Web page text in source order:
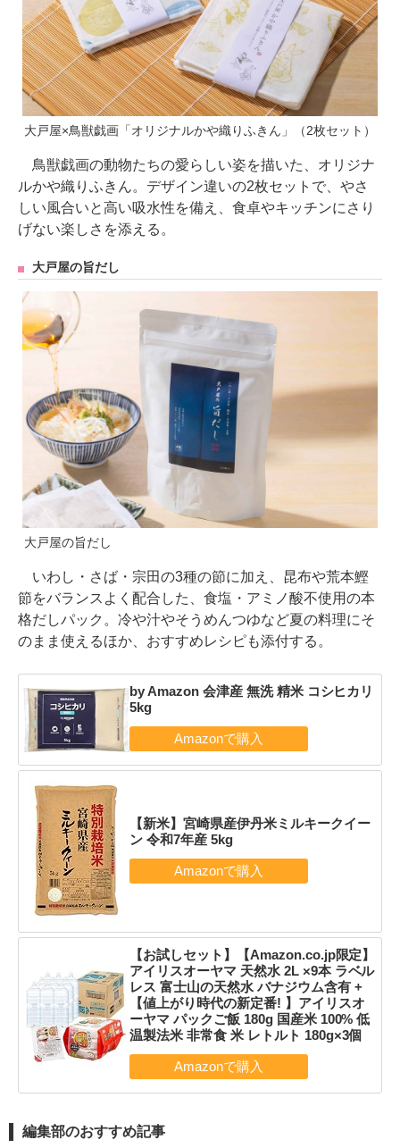
大戸屋×鳥獣戯画「オリジナルかや織りふきん」（2枚セット）
鳥獣戯画の動物たちの愛らしい姿を描いた、オリジナ
ルかや織りふきん。デザイン違いの2枚セットで、やさ
しい風合いと高い吸水性を備え、食卓やキッチンにさり
げない楽しさを添える。
大戸屋の旨だし
大戸屋の旨だし
いわし・さば・宗田の3種の節に加え、昆布や荒本鰹
節をバランスよく配合した、食塩・アミノ酸不使用の本
格だしパック。冷や汁やそうめんつゆなど夏の料理にそ
のまま使えるほか、おすすめレシピも添付する。
by Amazon 会津産 無洗 精米 コシヒカリ
5kg
【新米】宮崎県産伊丹米ミルキークイー
ン 令和7年産 5kg
【お試しセット】【Amazon.co.jp限定】
アイリスオーヤマ 天然水 2L ×9本 ラベル
レス 富士山の天然水 バナジウム含有 +
【値上がり時代の新定番! 】アイリスオ
ーヤマ パックご飯 180g 国産米 100% 低
温製法米 非常食 米 レトルト 180g×3個
編集部のおすすめ記事